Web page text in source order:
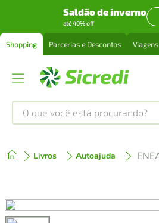
Saldão de inverno
até 40% off
Shopping Parcerias e Descontos Viagens
O que você está procurando?
Livros Autoajuda
2º cafeteira